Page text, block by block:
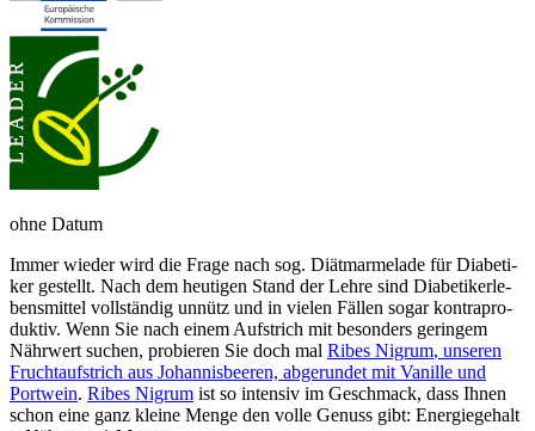
ohne Datum
Immer wieder wird die Fra­ge nach sog. Diät­mar­me­la­de für Dia­be­ti­
ker ge­stellt. Nach dem heu­ti­gen Stand der Leh­re sind Dia­be­ti­ker­le­
bens­mit­tel voll­stän­dig un­nütz und in vie­len Fäl­len so­gar kon­tra­pro­
duk­tiv. Wenn Sie nach einem Auf­strich mit be­son­ders ge­rin­gem
Nähr­wert su­chen, pr­obier­en Sie doch mal Ribes Nigrum, un­se­ren
Frucht­auf­strich aus Jo­han­nisbeer­en, ab­ge­run­det mit Va­nille und
Port­wein. Ribes Nigrum ist so in­ten­siv im Ge­schmack, dass Ihnen
schon eine ganz kleine Menge den volle Genuss gibt: Energiegehalt